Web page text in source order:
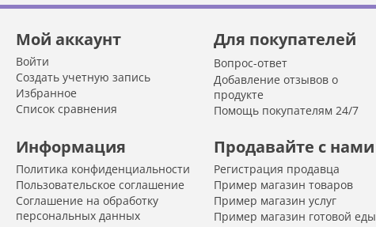
Мой аккаунт
Войти
Создать учетную запись
Избранное
Список сравнения
Для покупателей
Вопрос-ответ
Добавление отзывов о
продукте
Помощь покупателям 24/7
Информация
Политика конфиденциальности
Пользовательское соглашение
Соглашение на обработку
персональных данных
Продавайте с нами
Регистрация продавца
Пример магазин товаров
Пример магазин услуг
Пример магазин готовой еды